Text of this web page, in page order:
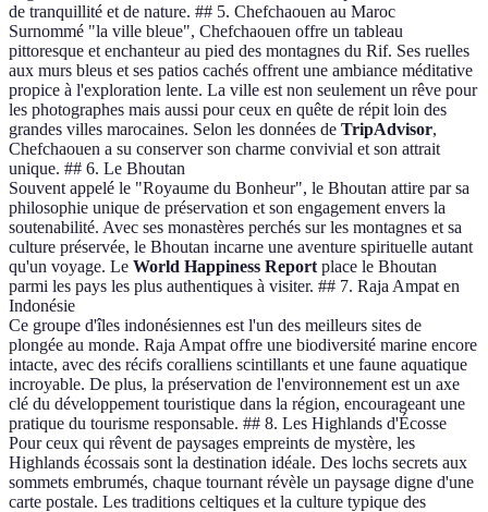
de tranquillité et de nature. ## 5. Chefchaouen au Maroc
Surnommé "la ville bleue", Chefchaouen offre un tableau
pittoresque et enchanteur au pied des montagnes du Rif. Ses ruelles
aux murs bleus et ses patios cachés offrent une ambiance méditative
propice à l'exploration lente. La ville est non seulement un rêve pour
les photographes mais aussi pour ceux en quête de répit loin des
grandes villes marocaines. Selon les données de TripAdvisor,
Chefchaouen a su conserver son charme convivial et son attrait
unique. ## 6. Le Bhoutan
Souvent appelé le "Royaume du Bonheur", le Bhoutan attire par sa
philosophie unique de préservation et son engagement envers la
soutenabilité. Avec ses monastères perchés sur les montagnes et sa
culture préservée, le Bhoutan incarne une aventure spirituelle autant
qu'un voyage. Le World Happiness Report place le Bhoutan
parmi les pays les plus authentiques à visiter. ## 7. Raja Ampat en
Indonésie
Ce groupe d'îles indonésiennes est l'un des meilleurs sites de
plongée au monde. Raja Ampat offre une biodiversité marine encore
intacte, avec des récifs coralliens scintillants et une faune aquatique
incroyable. De plus, la préservation de l'environnement est un axe
clé du développement touristique dans la région, encourageant une
pratique du tourisme responsable. ## 8. Les Highlands d'Écosse
Pour ceux qui rêvent de paysages empreints de mystère, les
Highlands écossais sont la destination idéale. Des lochs secrets aux
sommets embrumés, chaque tournant révèle un paysage digne d'une
carte postale. Les traditions celtiques et la culture typique des